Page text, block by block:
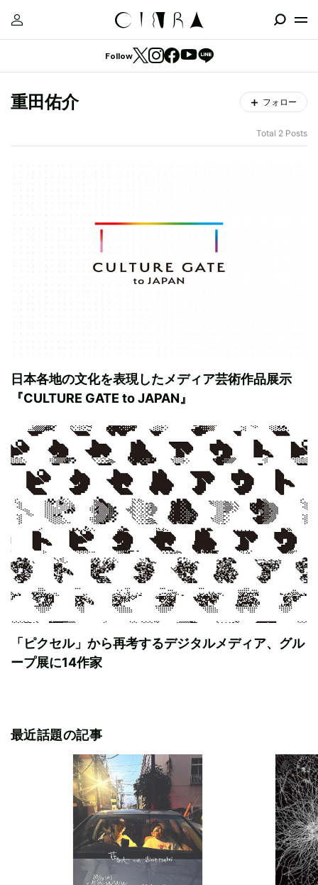
Follow
重田佑介 フォロー
Total 2 Posts
日本各地の文化を表現したメディア芸術作品展示
『CULTURE GATE to JAPAN』
「ピクセル」から再考するデジタルメディア、グル
ープ展に14作家
最近話題の記事